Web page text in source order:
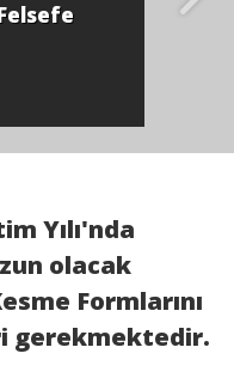
Yılı'nda
olacak
Formlarını
gerekmektedir.